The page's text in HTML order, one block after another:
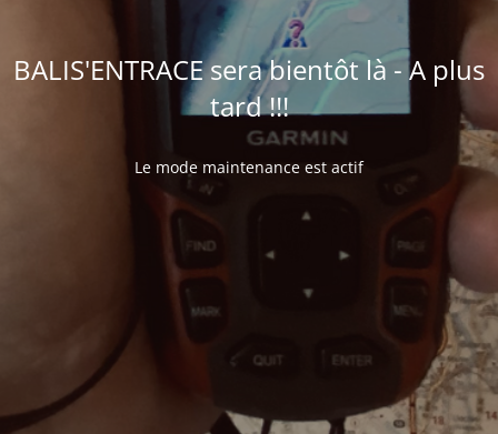
BALIS'ENTRACE sera bientôt là - A plus
tard !!!
Le mode maintenance est actif